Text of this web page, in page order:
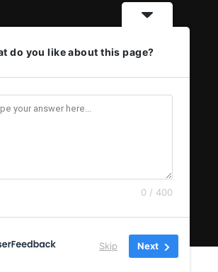
à jour 08 Février 2024
do you like about this page?
0 / 400
Skip Next